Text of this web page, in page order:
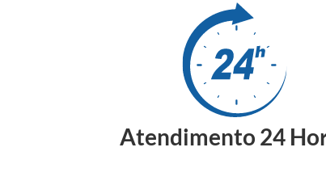
Atendimento 24